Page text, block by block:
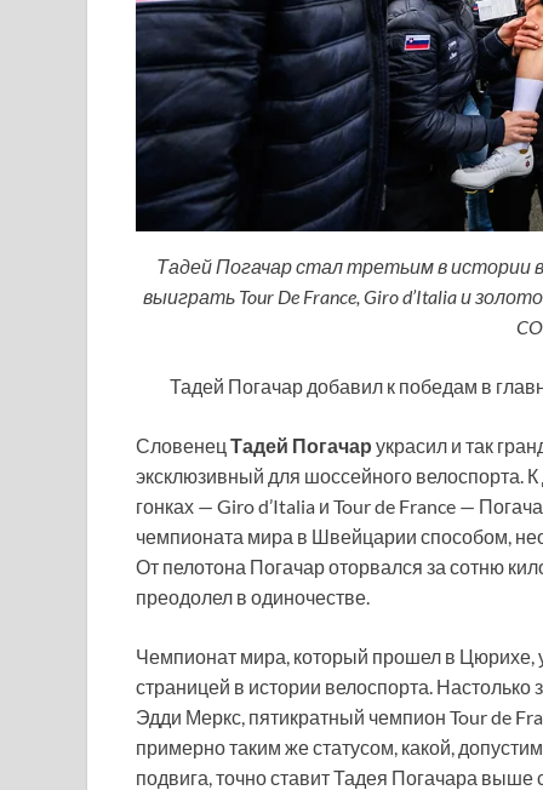
Тадей Погачар стал третьим в истории
выиграть Tour De France, Giro d’Italia и
Тадей Погачар добавил к победам в
Словенец Тадей Погачар украсил и так
эксклюзивный для шоссейного
гонках — Giro d’Italia и Tour de France —
чемпионата мира в Швейцарии способом,
От пелотона Погачар оторвался за сотню
преодолел в одиночестве.
Чемпионат мира, который прошел в Цюрихе,
страницей в истории велоспорта. Настолько
Эдди Меркс, пятикратный чемпион Tour de
примерно таким же статусом, какой,
подвига, точно ставит Тадея Погачара